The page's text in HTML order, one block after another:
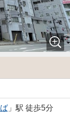
」駅 徒歩5分